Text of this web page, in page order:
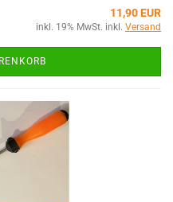
11,90 EUR
inkl. 19% MwSt. inkl. Versand